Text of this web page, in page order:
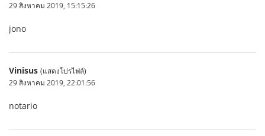
29 สิงหาคม 2019, 15:15:26
jono
Vinisus (แสดงโปรไฟล์)
29 สิงหาคม 2019, 22:01:56
notario